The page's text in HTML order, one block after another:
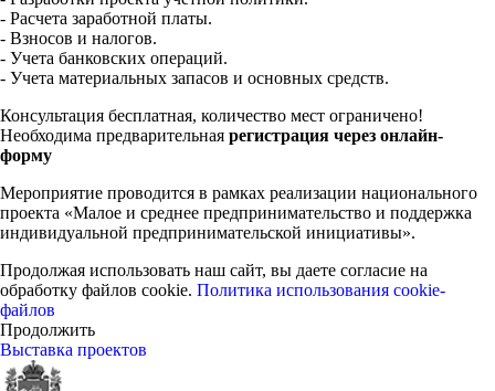
- Расчета заработной платы.
- Взносов и налогов.
- Учета банковских операций.
- Учета материальных запасов и основных средств.
Консультация бесплатная, количество мест ограничено!
Необходима предварительная регистрация через онлайн-
форму
Мероприятие проводится в рамках реализации национального
проекта «Малое и среднее предпринимательство и поддержка
индивидуальной предпринимательской инициативы».
Продолжая использовать наш сайт, вы даете согласие на
обработку файлов cookie. Политика использования cookie-
файлов
Продолжить
Выставка проектов